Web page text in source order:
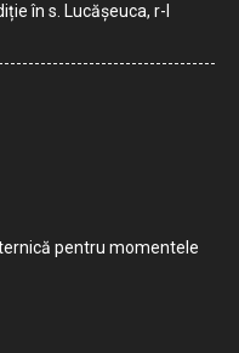
în s. Lucășeuca, r-l
pentru momentele